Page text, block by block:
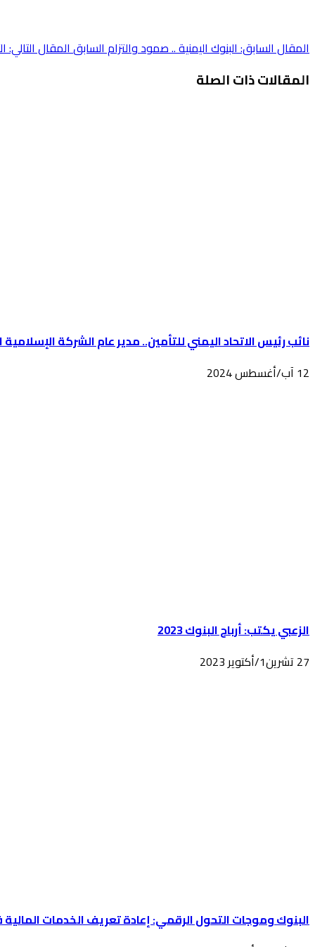
المقال السابق: البنوك اليمنية .. صمود والتزامالسابقالمقال
المقالات ذات الصلة
نائب رئيس الاتحاد اليمني للتأمين.. مدير عام الشركة
12 آب/أغسطس 2024
الزعبي يكتب: أرباح البنوك 2023
27 تشرين1/أكتوير 2023
البنوك وموجات التحول الرقمي: إعادة تعريف الخدمات